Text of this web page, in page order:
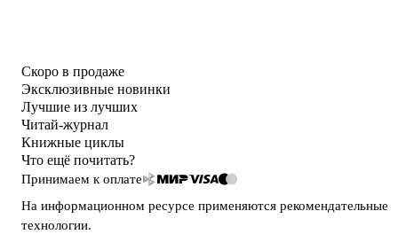
Скоро в продаже
Эксклюзивные новинки
Лучшие из лучших
Читай-журнал
Книжные циклы
Что ещё почитать?
Принимаем к оплате
На информационном ресурсе применяются рекомендательные
технологии.